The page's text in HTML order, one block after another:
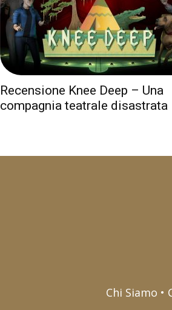
Recensione Knee Deep – Una
compagnia teatrale disastrata
Chi Siamo •